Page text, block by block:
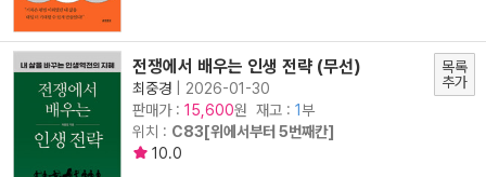
전쟁에서 배우는 인생 전략 (무선)
최중경
2026-01-30
판매가 : 15,600원 재고 : 1부
위치 : C83[위에서부터 5번째칸]
10.0
목록
추가